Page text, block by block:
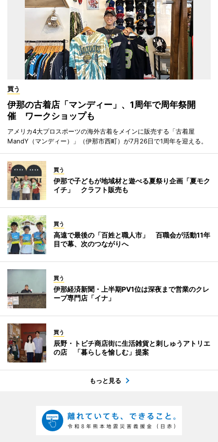
買う
伊那の古着店「マンディー」、1周年で周年祭開
催 ワークショップも
アメリカ4大プロスポーツの海外古着をメインに販売する「古着屋
MandY（マンディー）」（伊那市西町）が7月26日で1周年を迎える。
買う
伊那で子どもが地域材と遊べる夏祭り企画「夏モク
イチ」 クラフト販売も
買う
高遠で最後の「百姓と職人市」 百職会が活動11年
目で幕、次のつながりへ
買う
伊那経済新聞・上半期PV1位は深夜まで営業のクレ
ープ専門店「イナ」
買う
辰野・トビチ商店街に生活雑貨と刺しゅうアトリエ
の店 「暮らしを愉しむ」提案
もっと見る